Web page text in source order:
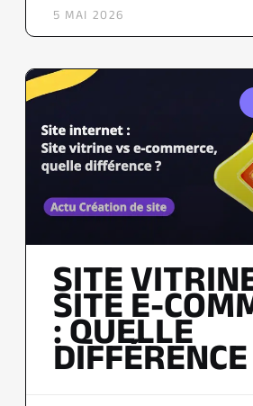
5 MAI 2026
SITE
SITE E-
: QUELLE